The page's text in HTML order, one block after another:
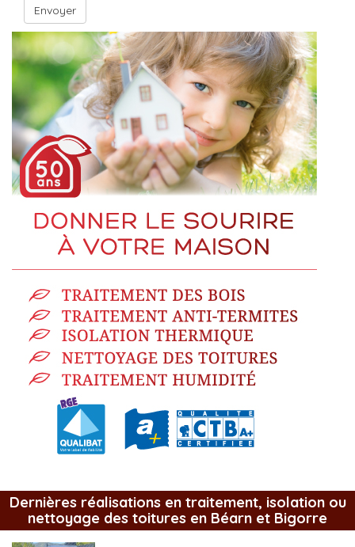
Dernières réalisations en traitement, isolation ou
nettoyage des toitures en Béarn et Bigorre